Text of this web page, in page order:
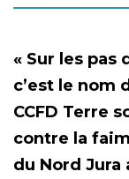
« Sur les pas
c’est le nom
CCFD Terre
contre la
du Nord Jura